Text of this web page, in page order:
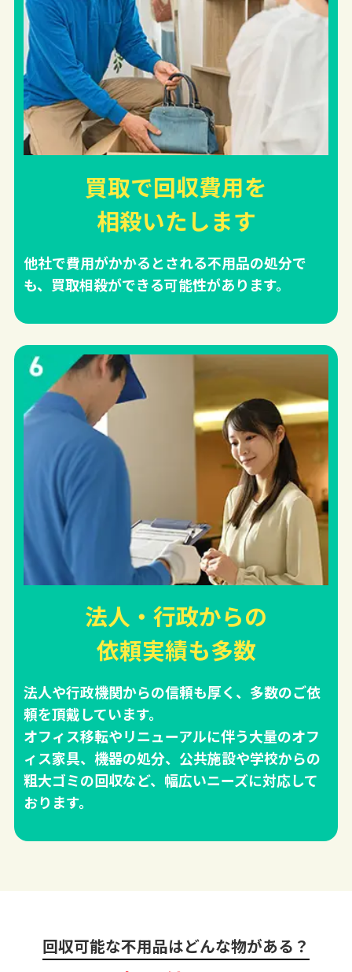
買取で回収費用を
相殺いたします
他社で費用がかかるとされる不用品の処分で
も、買取相殺ができる可能性があります。
法人・行政からの
依頼実績も多数
法人や行政機関からの信頼も厚く、多数のご依
頼を頂戴しています。
オフィス移転やリニューアルに伴う大量のオフ
ィス家具、機器の処分、公共施設や学校からの
粗大ゴミの回収など、幅広いニーズに対応して
おります。
回収可能な不用品はどんな物がある？